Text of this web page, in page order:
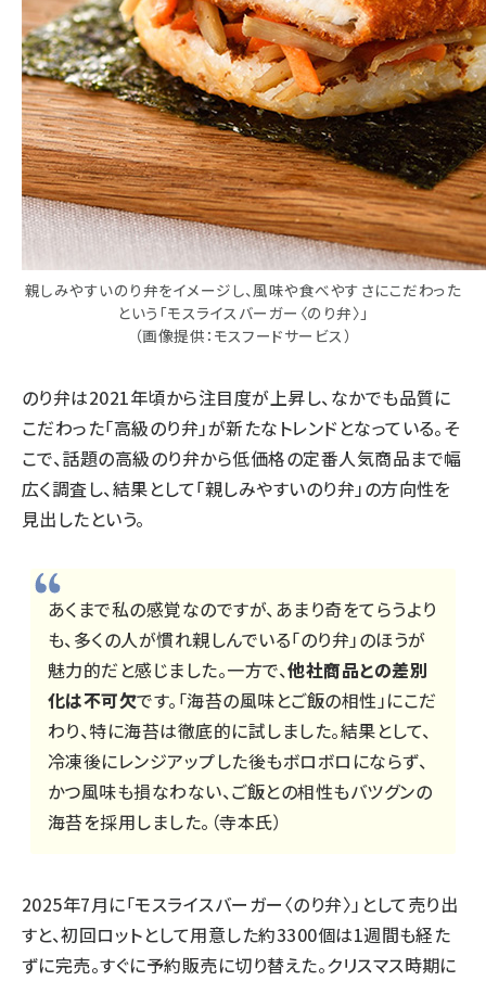
親しみやすいのり弁をイメージし、風味や食べやすさにこだわった
という「モスライスバーガー〈のり弁〉」
（画像提供：モスフードサービス）
のり弁は2021年頃から注目度が上昇し、なかでも品質に
こだわった「高級のり弁」が新たなトレンドとなっている。そ
こで、話題の高級のり弁から低価格の定番人気商品まで幅
広く調査し、結果として「親しみやすいのり弁」の方向性を
見出したという。
あくまで私の感覚なのですが、あまり奇をてらうより
も、多くの人が慣れ親しんでいる「のり弁」のほうが
魅力的だと感じました。一方で、他社商品との差別
化は不可欠です。「海苔の風味とご飯の相性」にこだ
わり、特に海苔は徹底的に試しました。結果として、
冷凍後にレンジアップした後もボロボロにならず、
かつ風味も損なわない、ご飯との相性もバツグンの
海苔を採用しました。（寺本氏）
2025年7月に「モスライスバーガー〈のり弁〉」として売り出
すと、初回ロットとして用意した約3300個は1週間も経た
ずに完売。すぐに予約販売に切り替えた。クリスマス時期に